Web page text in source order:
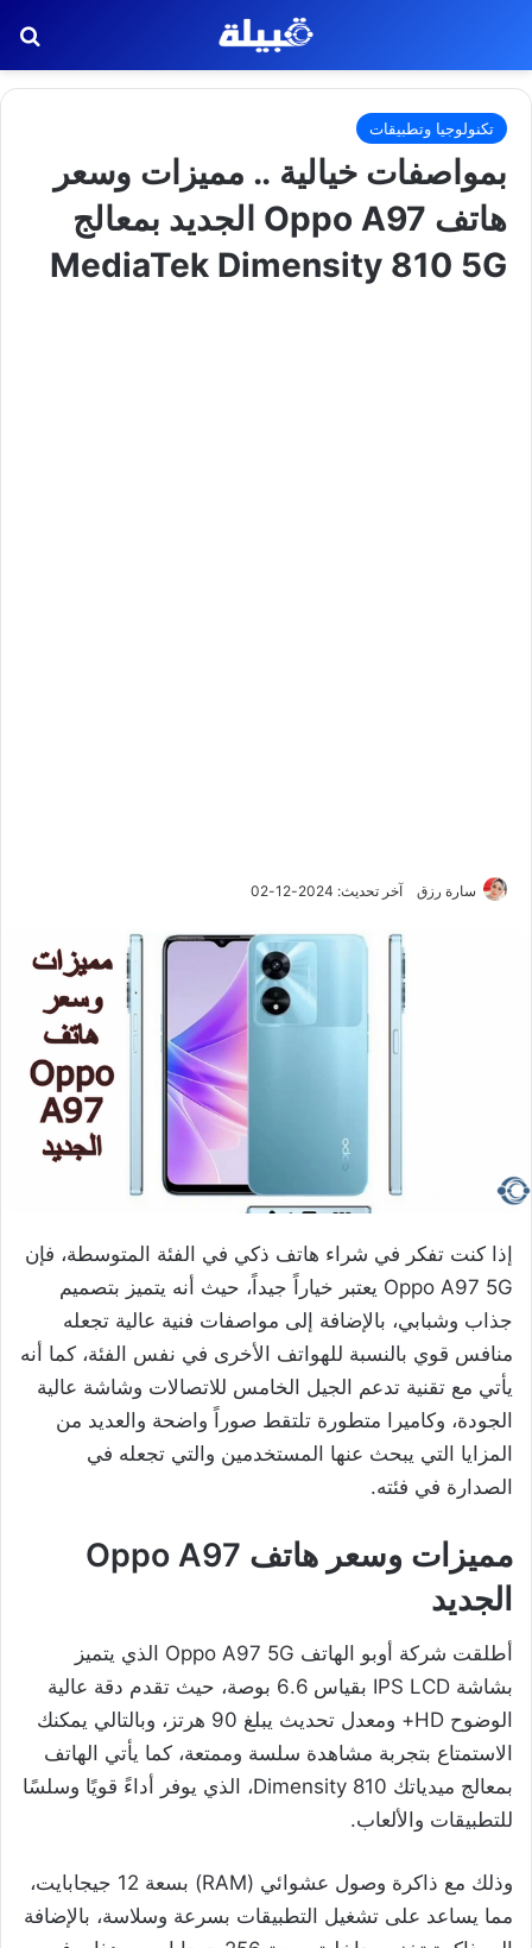
تكنولوجيا وتطبيقات
بمواصفات خيالية .. مميزات وسعر
هاتف Oppo A97 الجديد بمعالج
MediaTek Dimensity 810 5G
سارة رزق آخر تحديث: 2024-12-02
إذا كنت تفكر في شراء هاتف ذكي في الفئة المتوسطة، فإن
Oppo A97 5G يعتبر خياراً جيداً، حيث أنه يتميز بتصميم
جذاب وشبابي، بالإضافة إلى مواصفات فنية عالية تجعله
منافس قوي بالنسبة للهواتف الأخرى في نفس الفئة، كما أنه
يأتي مع تقنية تدعم الجيل الخامس للاتصالات وشاشة عالية
الجودة، وكاميرا متطورة تلتقط صوراً واضحة والعديد من
المزايا التي يبحث عنها المستخدمين والتي تجعله في
الصدارة في فئته.
مميزات وسعر هاتف Oppo A97
الجديد
أطلقت شركة أوبو الهاتف Oppo A97 5G الذي يتميز
بشاشة IPS LCD بقياس 6.6 بوصة، حيث تقدم دقة عالية
الوضوح HD+ ومعدل تحديث يبلغ 90 هرتز، وبالتالي يمكنك
الاستمتاع بتجربة مشاهدة سلسة وممتعة، كما يأتي الهاتف
بمعالج ميدياتك Dimensity 810، الذي يوفر أداءً قويًا وسلسًا
للتطبيقات والألعاب.
وذلك مع ذاكرة وصول عشوائي (RAM) بسعة 12 جيجابايت،
مما يساعد على تشغيل التطبيقات بسرعة وسلاسة، بالإضافة